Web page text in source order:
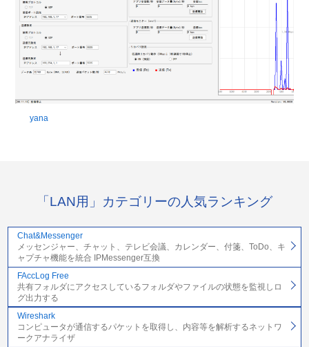
yana
「LAN用」カテゴリーの人気ランキング
Chat&Messenger
メッセンジャー、チャット、テレビ会議、カレンダー、付箋、ToDo、キ
ャプチャ機能を統合 IPMessenger互換
FAccLog Free
共有フォルダにアクセスしているフォルダやファイルの状態を監視しロ
グ出力する
Wireshark
コンピュータが通信するパケットを取得し、内容等を解析するネットワ
ークアナライザ